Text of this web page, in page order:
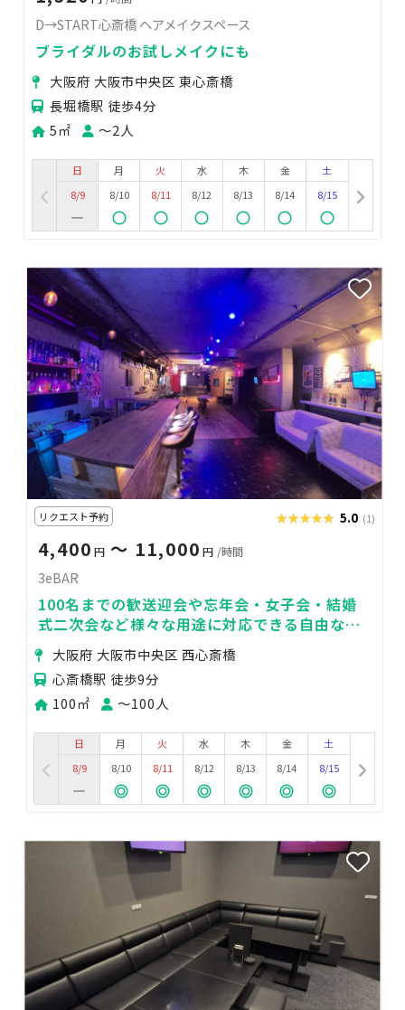
D→START心斎橋 ヘアメイクスペース
ブライダルのお試しメイクにも
大阪府 大阪市中央区 東心斎橋
長堀橋駅 徒歩4分
5㎡
〜2人
日
8/9
月
8/10
火
8/11
水
8/12
木
8/13
金
8/14
土
8/15
リクエスト予約 ★★★★★
★★★★★ 5.0 (1)
4,400 円〜 11,000 円 /時間
3eBAR
100名までの歓送迎会や忘年会・女子会・結婚
式二次会など様々な用途に対応できる自由なイ
ベントスペースです
大阪府 大阪市中央区 西心斎橋
心斎橋駅 徒歩9分
100㎡
〜100人
日
8/9
月
8/10
火
8/11
水
8/12
木
8/13
金
8/14
土
8/15